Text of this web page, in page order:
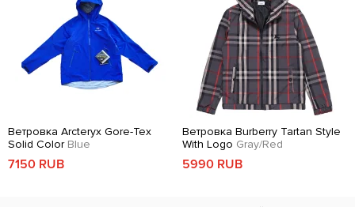
Ветровка Arcteryx Gore-Tex
Solid Color Blue
7150 RUB
Ветровка Burberry Tartan Style
With Logo Gray/Red
5990 RUB